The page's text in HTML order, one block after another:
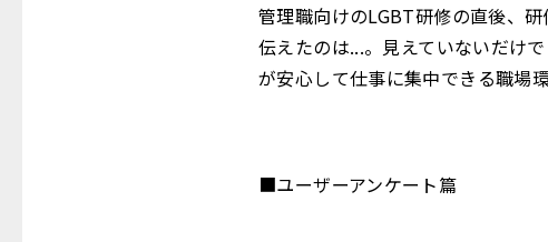
管理職向けのLGBT研修の直後、
伝えたのは...。見えていないだけ
が安心して仕事に集中できる職場
■ユーザーアンケート篇